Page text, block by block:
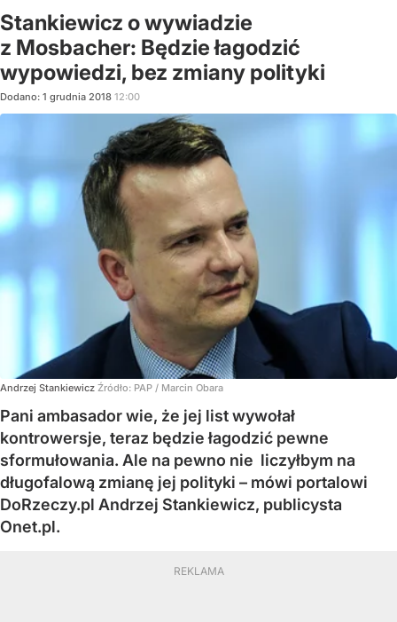
Stankiewicz o wywiadzie
z Mosbacher: Będzie łagodzić
wypowiedzi, bez zmiany polityki
Dodano: 1 grudnia 2018 12:00
Andrzej Stankiewicz Źródło: PAP / Marcin Obara
Pani ambasador wie, że jej list wywołał
kontrowersje, teraz będzie łagodzić pewne
sformułowania. Ale na pewno nie liczyłbym na
długofalową zmianę jej polityki – mówi portalowi
DoRzeczy.pl Andrzej Stankiewicz, publicysta
Onet.pl.